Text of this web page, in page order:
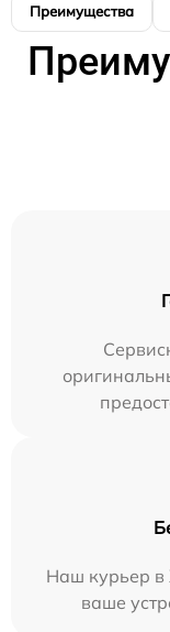
Преимущества
Наш курьер в
ваше